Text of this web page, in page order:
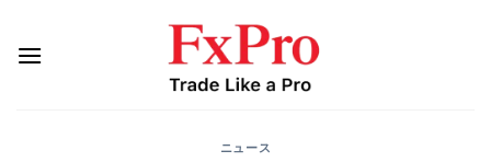
content
ニュース